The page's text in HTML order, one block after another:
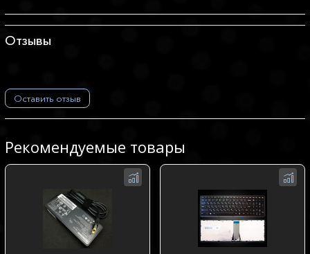
Отзывы
Оставить отзыв
Рекомендуемые товары